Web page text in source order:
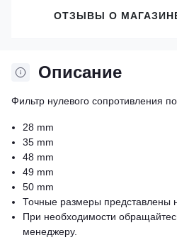
Описание
Фильтр нулевого сопротивления
28 mm
35 mm
48 mm
49 mm
50 mm
Точные размеры представлены
При необходимости
менеджеру.
ОТЗЫВЫ О